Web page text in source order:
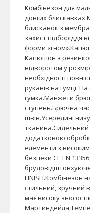
Комбінезон для
довгих
блискавок з
захист підборіддя
форми
Капюшон з
відворотом у
необхідності
рукавів на гумці. На
гумка.Манжети брюк
ступень.Брючна
швів.Усередині
тканина.Сидельний
додатковою
елементи з
безпеки CE EN
FINISH.Комбінезон
стильний, зручний
має високу